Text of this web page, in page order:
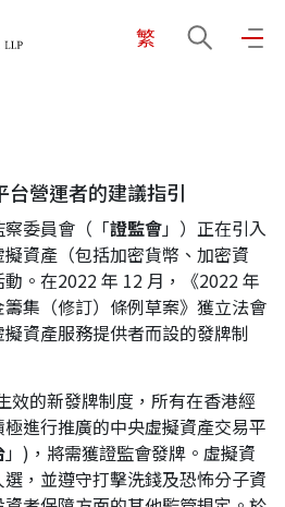
繁
關於我們
業務領域
社區投入
台營運者的建議指引
委員會（「證監會」）正在引入
資產（包括加密貨幣、加密資
。在2022 年 12 月，《2022 年
集（修訂）條例草案》獲立法會
資產服務提供者而設的發牌制
效的新發牌制度，所有在香港經
進行推廣的中央虛擬資產交易平
」)，將需獲證監會發牌。虛擬資
，並遵守打擊洗錢及恐怖分子資